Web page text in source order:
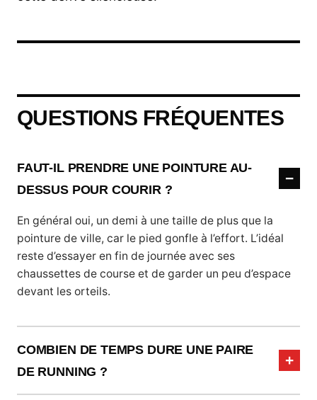
QUESTIONS FRÉQUENTES
FAUT-IL PRENDRE UNE POINTURE AU-
DESSUS POUR COURIR ?
En général oui, un demi à une taille de plus que la
pointure de ville, car le pied gonfle à l’effort. L’idéal
reste d’essayer en fin de journée avec ses
chaussettes de course et de garder un peu d’espace
devant les orteils.
COMBIEN DE TEMPS DURE UNE PAIRE
DE RUNNING ?